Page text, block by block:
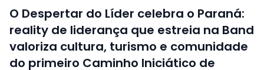
O Despertar do Líder celebra o Paraná:
reality de liderança que estreia na Band
valoriza cultura, turismo e comunidade
do primeiro Caminho Iniciático de